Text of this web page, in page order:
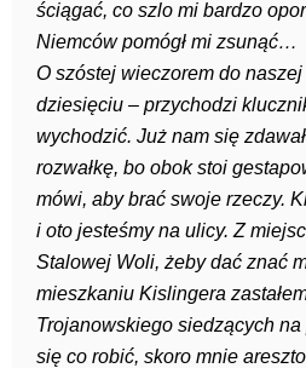
ściągać, co szlo mi bardzo
Niemców pomógł mi zsunąć…
O szóstej wieczorem do
dziesięciu – przychodzi
wychodzić. Już nam się
rozwałkę, bo obok stoi
mówi, aby brać swoje rzeczy.
i oto jesteśmy na ulicy. Z
Stalowej Woli, żeby dać znać
mieszkaniu Kislingera
Trojanowskiego siedzących
się co robić, skoro mnie